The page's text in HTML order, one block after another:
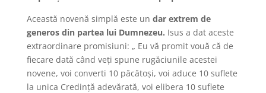
Această novenă simplă este un dar extrem de
generos din partea lui Dumnezeu. Isus a dat aceste
extraordinare promisiuni: „ Eu vă promit vouă că de
fiecare dată când veţi spune rugăciunile acestei
novene, voi converti 10 păcătoşi, voi aduce 10 suflete
la unica Credinţă adevărată, voi elibera 10 suflete